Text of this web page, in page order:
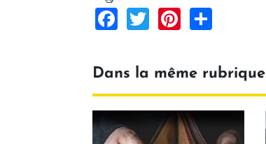
Facebook
TwitterPinterest
Dans la même rubrique